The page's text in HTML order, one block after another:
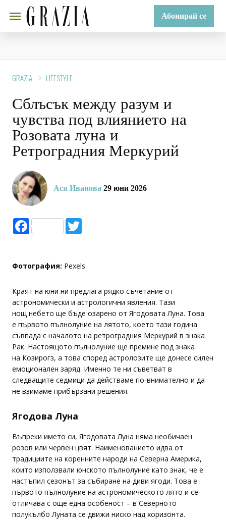
Абонирай се
GRAZIA LIFESTYLE
Сблъсък между разум и
чувства под влиянието на
Розовата луна и
Ретроградния Меркурий
Ася Иванова 29 юни 2026
Facebook
Фотография: Pexels
Краят на юни ни предлага рядко съчетание от
астрономически и астрологични явления. Тази
нощ небето ще бъде озарено от Ягодовата Луна. Това
е първото пълнолуние на лятото, което тази година
съвпада с началото на ретроградния Меркурий в знака
Рак. Настоящото пълнолуние ще премине под знака
на Козирогз, а това според астролозите ще донесе силен
емоционален заряд. Именно те ни съветват в
следващите седмици да действаме по-внимателно и да
не взимаме прибързани решения.
Ягодова Луна
Въпреки името си, Ягодовата Луна няма необичаен
розов или червен цвят. Наименованието идва от
традициите на коренните народи на Северна Америка,
които използвали юнското пълнолуние като знак, че е
настъпил сезонът за събиране на диви ягоди. Това е
първото пълнолуние на астрономическото лято и се
отличава с още една особеност – в Северното
полукълбо Луната се движи ниско над хоризонта.